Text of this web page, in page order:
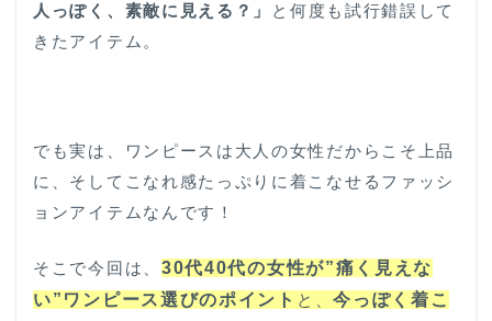
人っぽく、素敵に見える？」
と何度も試行錯誤して
きたアイテム。
でも実は、ワンピースは大人の女性だからこそ上品
に、そしてこなれ感たっぷりに着こなせるファッシ
ョンアイテムなんです！
そこで今回は、 30代40代の女性が”痛く見えな
い”ワンピース選びのポイント と、今っぽく着こ